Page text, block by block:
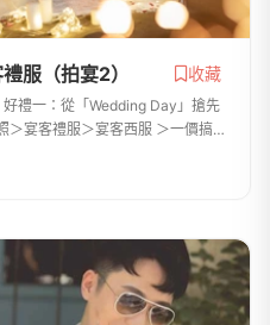
服（拍宴2） 收藏
禮一：從「Wedding Day」搶先
宴客禮服＞宴客西服 ＞一價搞定
這專門給不想超支、想太累、不